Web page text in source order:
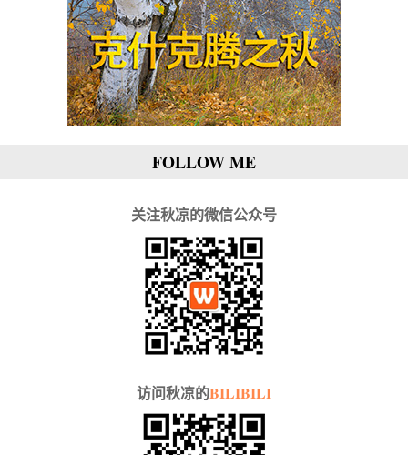
FOLLOW ME
关注秋凉的微信公众号
访问秋凉的BILIBILI